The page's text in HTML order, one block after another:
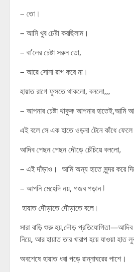
– তো।
– আমি খুব চেষ্টা করছিলাম।
– বা’লের চেষ্টা সরুন তো,
– আরে সোনা রাগ করে না।
হায়াত রাগে ফুসতে থাকলো, বললো,,,
– আপনার চেষ্টা থাকুক আপনার হাতেই,আমি
এই বলে সে এক হাতে ওড়না টেনে কাঁধে ফেলে
আদিব পেছন পেছন দৌড়ে চেঁচিয়ে বললো,
– এই দাঁড়াও। আমি অন্য হাতে সুন্দর করে
– আপনি মেহেদি নয়, গজব পড়ান !
হায়াত দৌড়াতে দৌড়াতে বলে।
সারা বাড়ি শুরু হয়,দৌড় প্রতিযোগিতা—আদিব
নিয়ে, আর হায়াত তার খারাপ হয়ে যাওয়া হাত
অবশেষে হায়াত ধরা পড়ে রান্নাঘরের পাশে।